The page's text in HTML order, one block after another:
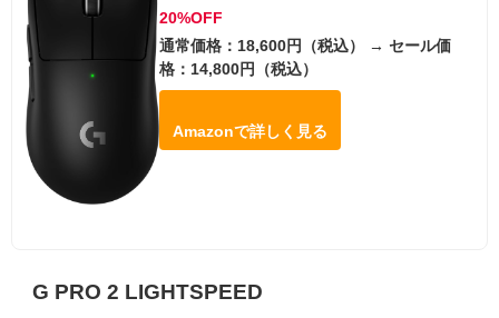
20%OFF
通常価格：18,600円（税込） → セール価
格：14,800円（税込）
Amazonで詳しく見る
G PRO 2 LIGHTSPEED